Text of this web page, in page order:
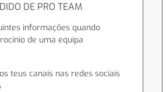
DE PRO TEAM
informações quando
de uma equipa
teus canais nas redes sociais